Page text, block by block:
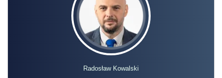
Radosław Kowalski